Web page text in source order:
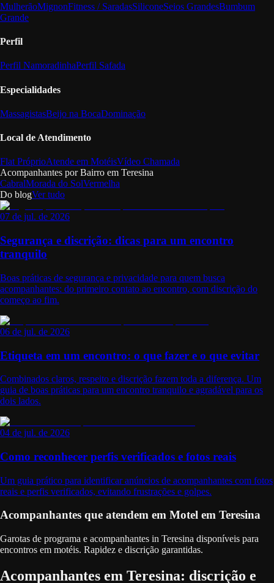
MulherãoMignonFitness / SaradasSiliconeSeios GrandesBumbum
Grande
Perfil
Perfil NamoradinhaPerfil Safada
Especialidades
MassagistasBeijo na BocaDominação
Local de Atendimento
Flat PróprioAtende em MotéisVídeo Chamada
Acompanhantes por Bairro em Teresina
CabralMorada do SolVermelha
Do blogVer tudo
07 de jul. de 2026
Segurança e discrição: dicas para um encontro
tranquilo
Boas práticas de segurança e privacidade para quem busca
acompanhantes: do primeiro contato ao encontro, com discrição do
começo ao fim.
06 de jul. de 2026
Etiqueta em um encontro: o que fazer e o que evitar
Combinados claros, respeito e discrição fazem toda a diferença. Um
guia de boas práticas para um encontro tranquilo e agradável para os
dois lados.
04 de jul. de 2026
Como reconhecer perfis verificados e fotos reais
Um guia prático para identificar anúncios de acompanhantes com fotos
reais e perfis verificados, evitando frustrações e golpes.
Acompanhantes que atendem em Motel em Teresina
Garotas de programa e acompanhantes in Teresina disponíveis para
encontros em motéis. Rapidez e discrição garantidas.
Acompanhantes em Teresina: discrição e